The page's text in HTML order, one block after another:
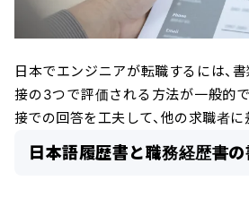
日本でエンジニアが転職するには、書
接の3つで評価される方法が一般的
接での回答を工夫して、他の求職者に
日本語履歴書と職務経歴書